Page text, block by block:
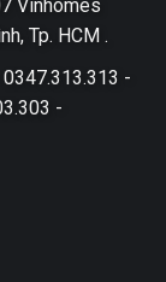
Vinhomes
Tp. HCM .
-
-